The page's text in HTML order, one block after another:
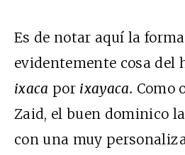
Es de notar aquí la
evidentemente cosa del
ixaca por ixayaca. Como
Zaid, el buen dominico
con una muy